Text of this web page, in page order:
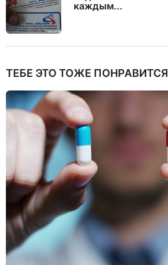
каждым...
ТЕБЕ ЭТО ТОЖЕ ПОНРАВИТСЯ